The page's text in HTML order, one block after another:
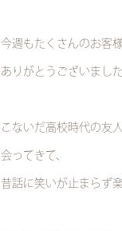
今週もたくさんのお客
ありがとうございました
こないだ高校時代の友
会ってきて、
昔話に笑いが止まらず